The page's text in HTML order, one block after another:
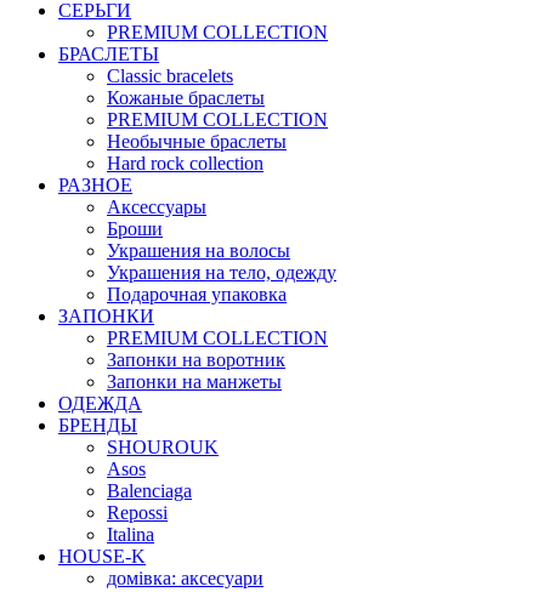
СЕРЬГИ
PREMIUM COLLECTION
БРАСЛЕТЫ
Classic bracelets
Кожаные браслеты
PREMIUM COLLECTION
Необычные браслеты
Hard rock collection
РАЗНОЕ
Аксессуары
Броши
Украшения на волосы
Украшения на тело, одежду
Подарочная упаковка
ЗАПОНКИ
PREMIUM COLLECTION
Запонки на воротник
Запонки на манжеты
ОДЕЖДА
БРЕНДЫ
SHOUROUK
Asos
Balenciaga
Repossi
Italina
HOUSE-K
домівка: аксесуари